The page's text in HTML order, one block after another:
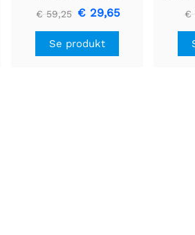
Evalueringssæt, NFC-
læser + TF-kort + USB-
kabel
€ 59,25 € 29,65
Se produkt
€